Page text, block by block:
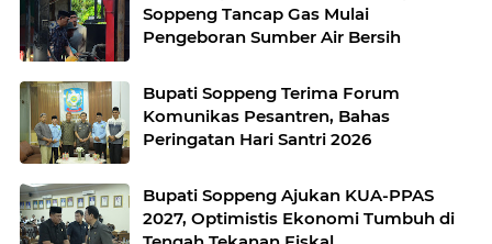
Soppeng Tancap Gas Mulai
Pengeboran Sumber Air Bersih
Bupati Soppeng Terima Forum
Komunikas Pesantren, Bahas
Peringatan Hari Santri 2026
Bupati Soppeng Ajukan KUA-PPAS
2027, Optimistis Ekonomi Tumbuh di